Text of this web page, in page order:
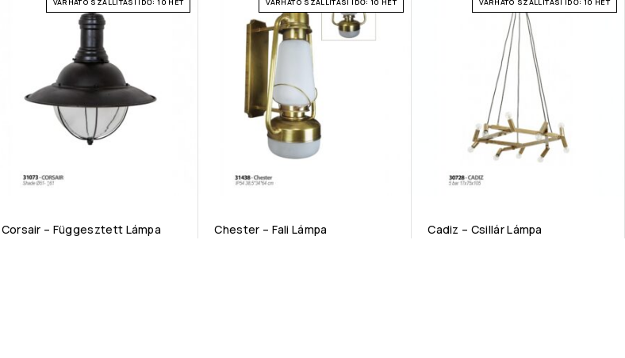
Corsair – Függesztett Lámpa Chester – Fali Lámpa Cadiz – Csillár Lámpa